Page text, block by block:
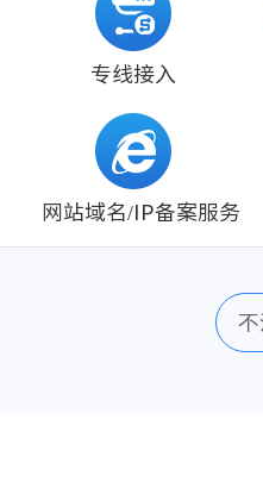
专线接入
网站域名/IP备案服务